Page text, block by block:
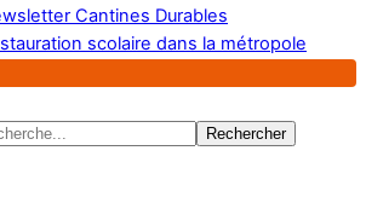
Cantines Durables
scolaire dans la métropole